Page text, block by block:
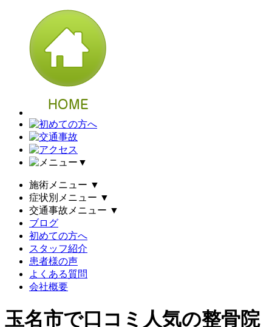
▼
施術メニュー ▼
症状別メニュー ▼
交通事故メニュー ▼
ブログ
初めての方へ
スタッフ紹介
患者様の声
よくある質問
会社概要
玉名市で口コミ人気の整骨院